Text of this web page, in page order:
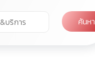
ค้นหา